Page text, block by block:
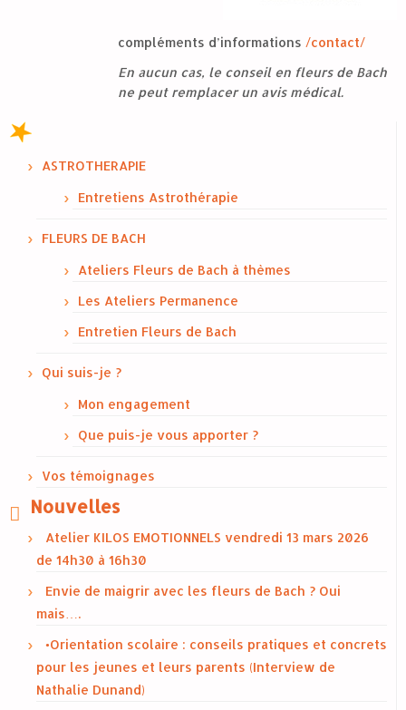
compléments d’informations /contact/
En aucun cas, le conseil en fleurs de Bach
ne peut remplacer un avis médical.
ASTROTHERAPIE
Entretiens Astrothérapie
FLEURS DE BACH
Ateliers Fleurs de Bach à thèmes
Les Ateliers Permanence
Entretien Fleurs de Bach
Qui suis-je ?
Mon engagement
Que puis-je vous apporter ?
Vos témoignages
Nouvelles
Atelier KILOS EMOTIONNELS vendredi 13 mars 2026
de 14h30 à 16h30
Envie de maigrir avec les fleurs de Bach ? Oui
mais….
•Orientation scolaire : conseils pratiques et concrets
pour les jeunes et leurs parents (Interview de
Nathalie Dunand)